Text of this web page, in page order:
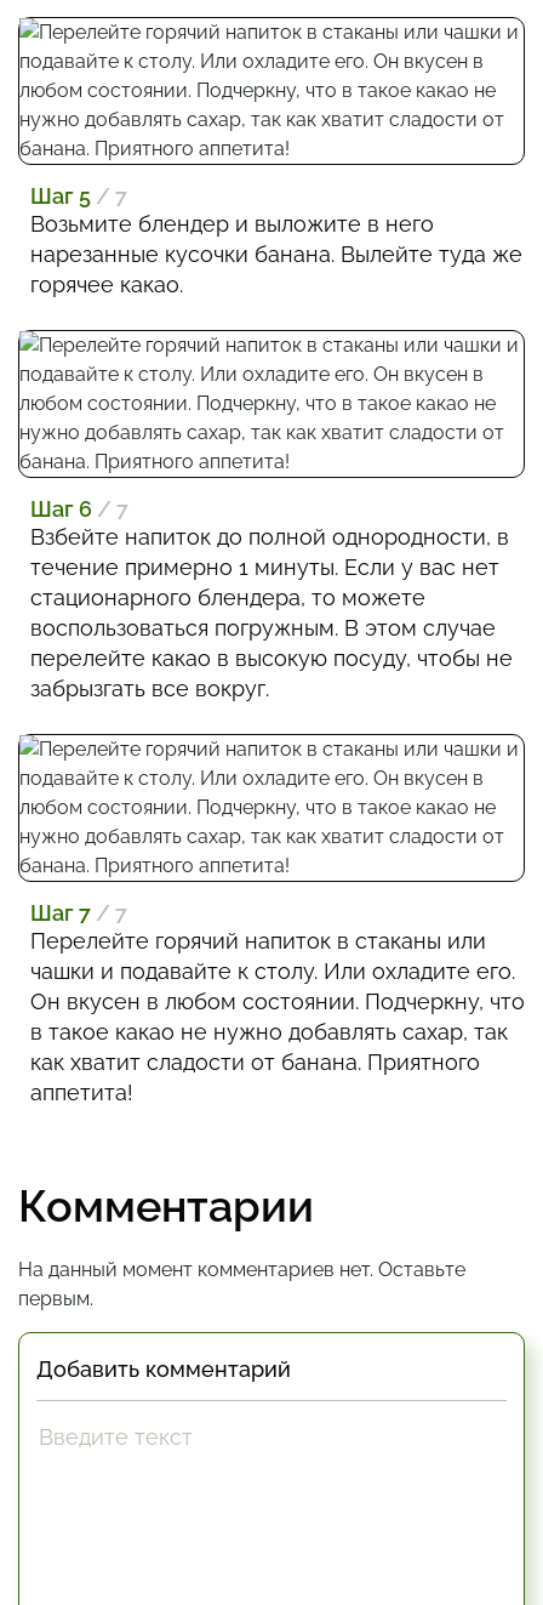
Шаг 5 / 7
Возьмите блендер и выложите в него
нарезанные кусочки банана. Вылейте туда же
горячее какао.
Шаг 6 / 7
Взбейте напиток до полной однородности, в
течение примерно 1 минуты. Если у вас нет
стационарного блендера, то можете
воспользоваться погружным. В этом случае
перелейте какао в высокую посуду, чтобы не
забрызгать все вокруг.
Шаг 7 / 7
Перелейте горячий напиток в стаканы или
чашки и подавайте к столу. Или охладите его.
Он вкусен в любом состоянии. Подчеркну, что
в такое какао не нужно добавлять сахар, так
как хватит сладости от банана. Приятного
аппетита!
Комментарии
На данный момент комментариев нет. Оставьте
первым.
Добавить комментарий